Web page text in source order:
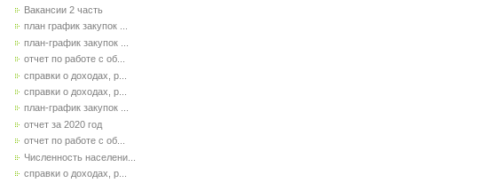
Вакансии 2 часть
план график закупок ...
план-график закупок ...
отчет по работе с об...
справки о доходах, р...
справки о доходах, р...
план-график закупок ...
отчет за 2020 год
отчет по работе с об...
Численность населени...
справки о доходах, р...